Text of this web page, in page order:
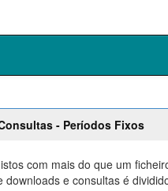
- Períodos Fixos
com mais do que um
downloads e consultas é